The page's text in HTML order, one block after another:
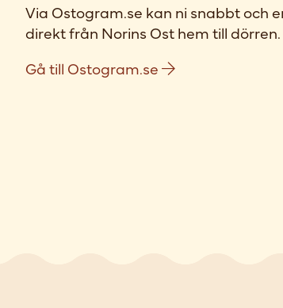
Via Ostogram.se kan ni snabbt och
direkt från Norins Ost hem till dörren.
Gå till Ostogram.se